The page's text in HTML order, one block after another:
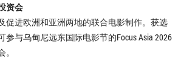
资会
促进欧洲和亚洲两地的联合电影制作。获选
参与乌甸尼远东国际电影节的Focus Asia 2026